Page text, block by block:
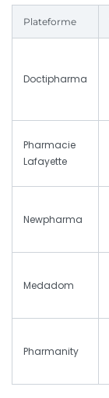
Plateforme
Doctipharma
Pharmacie
Lafayette
Newpharma
Medadom
Pharmanity